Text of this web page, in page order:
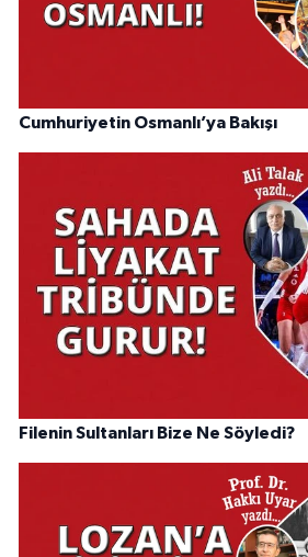
Cumhuriyetin Osmanlı’ya Bakışı
Filenin Sultanları Bize Ne Söyledi?